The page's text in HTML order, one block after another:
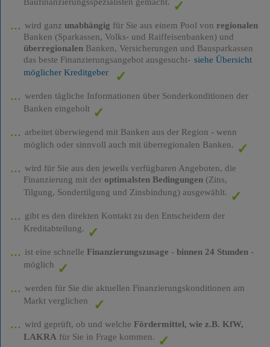
wird ganz unabhängig für Sie aus einem Pool von regionalen
Banken (Sparkassen, Volks- und Raiffeisenbanken) und
überregionalenBanken, Versicherungen und Bausparkassen
das beste Finanzierungsangebot ausgesucht- siehe Übersicht
möglicher Kreditgeber
werden tägliche Informationen über Sonderkonditionen der
Banken eingeholt
arbeitet überwiegend mit Banken aus der Region - wenn
möglich oder sinnvoll auch mit überregionalen Banken.
wird für Sie aus den jeweils verfügbaren Angeboten, die
Finanzierung mit der optimalsten Bedingungen(Zins,
Tilgung, Sondertilgung und Zinsbindung) ausgewählt.
gibt es den direkten Kontakt zu den Entscheidern der
Kreditabteilung.
ist eine schnelle Finanzierungszusage - binnen 24 Stunden-
möglich
werden für Sie die aktuellen Finanzierungskonditionen am
Markt verglichen
wird geprüft, ob und welche Fördermittel, wie z.B. KfW,
LAKRA für Sie in Frage kommen.